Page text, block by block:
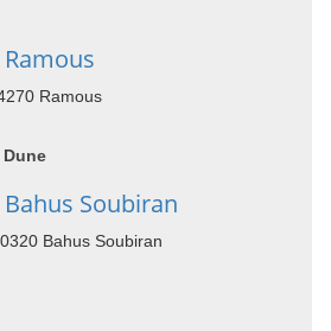
Ramous
Dune
Soubiran
Bahus Soubiran